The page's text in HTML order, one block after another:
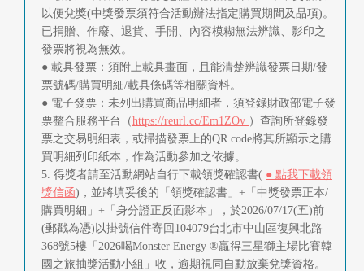
以便兌獎(中獎發票須符合活動辦法指定購買期間及品項)。
已捐贈、作廢、退貨、手開、內容模糊無法辨識、影印之
發票將視為無效。
● 載具發票：須附上載具畫面，且能清楚辨識發票日期/發
票號碼/購買明細/載具條碼等相關資料。
● 電子發票：未列出購買商品明細者，須登錄財政部電子發
票整合服務平台（https://reurl.cc/Em1ZOv ）查詢所登錄發
票之交易明細表，或掃描發票上的QR code將其所顯示之購
買明細列印紙本，作為活動參加之依據。
5. 得獎者請至活動網站自行下載領獎確認書( ● 點我下載領
獎信函)，並將填妥後的「領獎確認書」+「中獎發票正本/
購買明細」+「身分證正反面影本」，於2026/07/17(五)前
(郵戳為憑)以掛號信件寄回104079台北市中山區復興北路
368號5樓「2026喝Monster Energy ®贏得三星獅主場比賽韓
國之旅抽獎活動小組」收，逾期視同自動放棄兌獎資格。